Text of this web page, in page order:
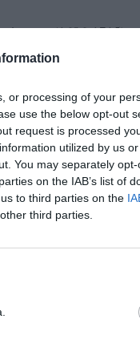
or processing of your
use the below opt-out
request is processed
utilized by us
You may separately
on the IAB’s list of
to third parties on the
third parties.
(1686-1715),
προμαχώνας
το αντέρεισμα
στην επούλωση
ερευνών,
οχυρωματικής
του οικιστικού
για την
– Κεντρική Πύλη,